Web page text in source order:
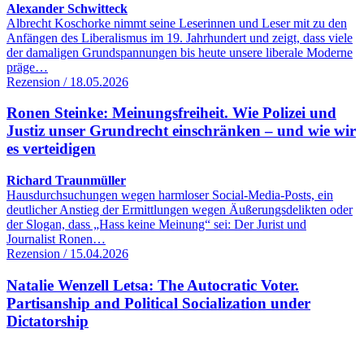
Alexander Schwitteck
Albrecht Koschorke nimmt seine Leserinnen und Leser mit zu den
Anfängen des Liberalismus im 19. Jahrhundert und zeigt, dass viele
der damaligen Grundspannungen bis heute unsere liberale Moderne
präge…
Rezension / 18.05.2026
Ronen Steinke: Meinungsfreiheit. Wie Polizei und
Justiz unser Grundrecht einschränken – und wie wir
es verteidigen
Richard Traunmüller
Hausdurchsuchungen wegen harmloser Social-Media-Posts, ein
deutlicher Anstieg der Ermittlungen wegen Äußerungsdelikten oder
der Slogan, dass „Hass keine Meinung“ sei: Der Jurist und
Journalist Ronen…
Rezension / 15.04.2026
Natalie Wenzell Letsa: The Autocratic Voter.
Partisanship and Political Socialization under
Dictatorship